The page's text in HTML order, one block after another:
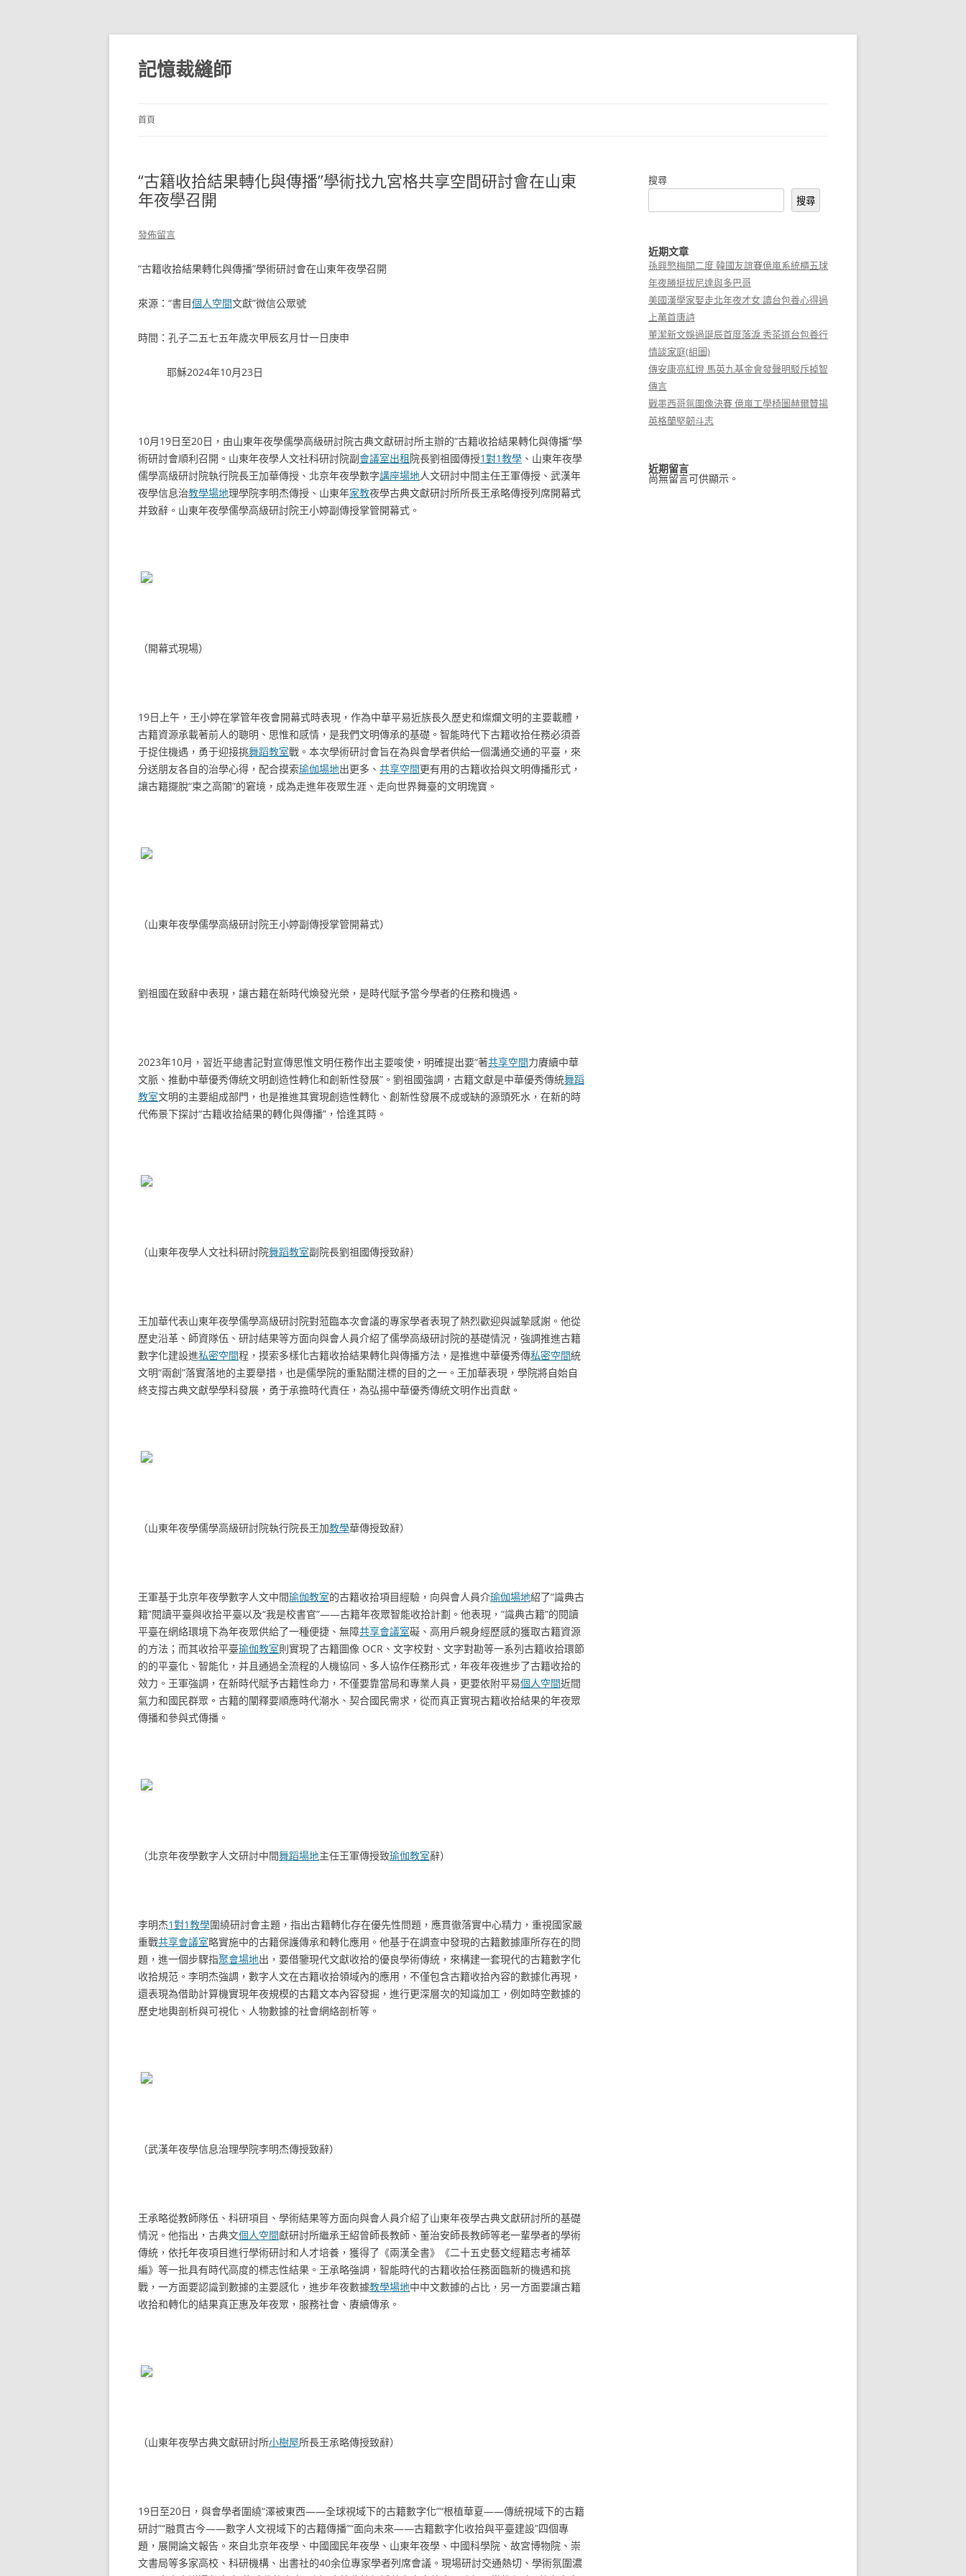
跳
主
要
內
記憶裁縫師
首頁
“古籍收拾結果轉化與傳播”學術找九宮格共享空間研討會在山東
年夜學召開
發佈留言
“古籍收拾結果轉化與傳播”學術研討會在山東年夜學召開
來源：“書目個人空間文獻”微信公眾號
時間：孔子二五七五年歲次甲辰玄月廿一日庚申
耶穌2024年10月23日
10月19日至20日，由山東年夜學儒學高級研討院古典文獻研討所主辦的“古籍收拾結果轉化與傳播”學
術研討會順利召開。山東年夜學人文社科研討院副會議室出租院長劉祖國傳授1對1教學 、山東年夜學
儒學高級研討院執行院長王加華傳授、北京年夜學數字講座場地人文研討中間主任王軍傳授、武漢年
夜學信息治教學場地理學院李明杰傳授、山東年家教夜學古典文獻研討所所長王承略傳授列席開幕式
并致辭。山東年夜學儒學高級研討院王小婷副傳授掌管開幕式。
（開幕式現場）
19日上午，王小婷在掌管年夜會開幕式時表現，作為中華平易近族長久歷史和燦爛文明的主要載體，
古籍資源承載著前人的聰明、思惟和感情，是我們文明傳承的基礎。智能時代下古籍收拾任務必須善
于捉住機遇，勇于迎接挑舞蹈教室戰。本次學術研討會旨在為與會學者供給一個溝通交通的平臺，來
分送朋友各自的治學心得，配合摸索瑜伽場地出更多、 共享空間更有用的古籍收拾與文明傳播形式，
讓古籍擺脫“束之高閣”的窘境，成為走進年夜眾生涯、走向世界舞臺的文明瑰寶。
（山東年夜學儒學高級研討院王小婷副傳授掌管開幕式）
劉祖國在致辭中表現，讓古籍在新時代煥發光榮，是時代賦予當今學者的任務和機遇。
2023年10月，習近平總書記對宣傳思惟文明任務作出主要唆使，明確提出要“著共享空間力賡續中華
文脈、推動中華優秀傳統文明創造性轉化和創新性發展”。劉祖國強調，古籍文獻是中華優秀傳統舞蹈
教室文明的主要組成部門，也是推進其實現創造性轉化、創新性發展不成或缺的源頭死水，在新的時
代佈景下探討“古籍收拾結果的轉化與傳播”，恰逢其時。
（山東年夜學人文社科研討院舞蹈教室副院長劉祖國傳授致辭）
王加華代表山東年夜學儒學高級研討院對蒞臨本次會議的專家學者表現了熱烈歡迎與誠摯感謝。他從
歷史沿革、師資隊伍、研討結果等方面向與會人員介紹了儒學高級研討院的基礎情況，強調推進古籍
數字化建設進私密空間程，摸索多樣化古籍收拾結果轉化與傳播方法，是推進中華優秀傳私密空間統
文明“兩創”落實落地的主要舉措，也是儒學院的重點關注標的目的之一。王加華表現，學院將自始自
終支撐古典文獻學學科發展，勇于承擔時代責任，為弘揚中華優秀傳統文明作出貢獻。
（山東年夜學儒學高級研討院執行院長王加教學華傳授致辭）
王軍基于北京年夜學數字人文中間瑜伽教室的古籍收拾項目經驗，向與會人員介瑜伽場地紹了“識典古
籍”閱讀平臺與收拾平臺以及“我是校書官”——古籍年夜眾智能收拾計劃。他表現，“識典古籍”的閱讀
平臺在網絡環境下為年夜眾供給了一種便捷、無障共享會議室礙、高用戶親身經歷感的獲取古籍資源
的方法；而其收拾平臺瑜伽教室則實現了古籍圖像 OCR、文字校對、文字對勘等一系列古籍收拾環節
的的平臺化、智能化，并且通過全流程的人機協同、多人協作任務形式，年夜年夜進步了古籍收拾的
效力。王軍強調，在新時代賦予古籍性命力，不僅要靠當局和專業人員，更要依附平易個人空間近間
氣力和國民群眾。古籍的闡釋要順應時代潮水、契合國民需求，從而真正實現古籍收拾結果的年夜眾
傳播和參與式傳播。
（北京年夜學數字人文研討中間舞蹈場地主任王軍傳授致瑜伽教室辭）
李明杰1對1教學圍繞研討會主題，指出古籍轉化存在優先性問題，應貫徹落實中心精力，重視國家嚴
重戰共享會議室略實施中的古籍保護傳承和轉化應用。他基于在調查中發現的古籍數據庫所存在的問
題，進一個步驟指聚會場地出，要借鑒現代文獻收拾的優良學術傳統，來構建一套現代的古籍數字化
收拾規范。李明杰強調，數字人文在古籍收拾領域內的應用，不僅包含古籍收拾內容的數據化再現，
還表現為借助計算機實現年夜規模的古籍文本內容發掘，進行更深層次的知識加工，例如時空數據的
歷史地輿剖析與可視化、人物數據的社會網絡剖析等。
（武漢年夜學信息治理學院李明杰傳授致辭）
王承略從教師隊伍、科研項目、學術結果等方面向與會人員介紹了山東年夜學古典文獻研討所的基礎
情況。他指出，古典文個人空間獻研討所繼承王紹曾師長教師、董治安師長教師等老一輩學者的學術
傳統，依托年夜項目進行學術研討和人才培養，獲得了《兩漢全書》《二十五史藝文經籍志考補萃
編》等一批具有時代高度的標志性結果。王承略強調，智能時代的古籍收拾任務面臨新的機遇和挑
戰，一方面要認識到數據的主要感化，進步年夜數據教學場地中中文數據的占比，另一方面要讓古籍
收拾和轉化的結果真正惠及年夜眾，服務社會、賡續傳承。
（山東年夜學古典文獻研討所小樹屋所長王承略傳授致辭）
19日至20日，與會學者圍繞“澤被東西——全球視域下的古籍數字化”“根植華夏——傳統視域下的古籍
研討”“融貫古今——數字人文視域下的古籍傳播”“面向未來——古籍數字化收拾與平臺建設”四個專
題，展開論文報告。來自北京年夜學、中國國民年夜學、山東年夜學、中國科學院、故宮博物院、崇
文書局等多家高校、科研機構、出書社的40余位專家學者列席會議。現場研討交通熱切、學術氛圍濃
搜尋
搜尋
近期文章
孫興慜梅開二度 韓國友誼賽億嵐系統櫃五球
年夜勝挺拔尼達與多巴哥
美國漢學家娶走北年夜才女 讀台包養心得過
上萬首唐詩
董潔新文娛過誕辰首度落淚 秀茶道台包養行
情談家庭(組圖)
傳安康亮紅燈 馬英九基金會發聲明駁斥掉智
傳言
戰墨西哥氛圍像決賽 億嵐工學椅圖赫爾贊揚
英格蘭堅韌斗志
近期留言
尚無留言可供顯示。